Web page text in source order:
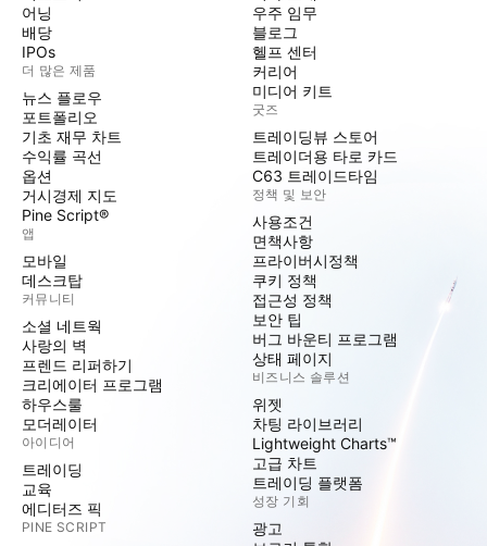
어닝
배당
IPOs
더 많은 제품
뉴스 플로우
포트폴리오
기초 재무 차트
수익률 곡선
옵션
거시경제 지도
Pine Script®
앱
모바일
데스크탑
커뮤니티
소셜 네트웍
사랑의 벽
프렌드 리퍼하기
크리에이터 프로그램
하우스룰
모더레이터
아이디어
트레이딩
교육
에디터즈 픽
PINE SCRIPT
우주 임무
블로그
헬프 센터
커리어
미디어 키트
굿즈
트레이딩뷰 스토어
트레이더용 타로 카드
C63 트레이드타임
정책 및 보안
사용조건
면책사항
프라이버시정책
쿠키 정책
접근성 정책
보안 팁
버그 바운티 프로그램
상태 페이지
비즈니스 솔루션
위젯
차팅 라이브러리
Lightweight Charts™
고급 차트
트레이딩 플랫폼
성장 기회
광고